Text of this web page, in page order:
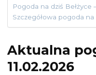
Pogoda na dziś Bełżyce
Szczegółowa pogoda na
Aktualna
11.02.2026